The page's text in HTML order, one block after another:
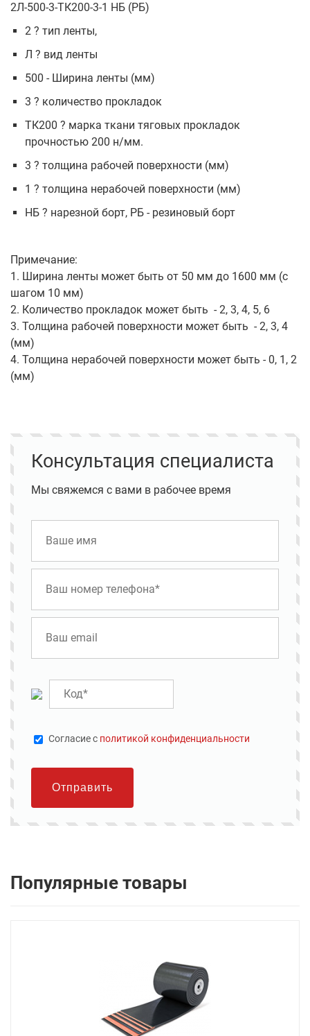
2Л-500-3-ТК200-3-1 НБ (РБ)
2 ? тип ленты,
Л ? вид ленты
500 - Ширина ленты (мм)
3 ? количество прокладок
ТК200 ? марка ткани тяговых прокладок
прочностью 200 н/мм.
3 ? толщина рабочей поверхности (мм)
1 ? толщина нерабочей поверхности (мм)
НБ ? нарезной борт, РБ - резиновый борт
Примечание:
1. Ширина ленты может быть от 50 мм до 1600 мм (с
шагом 10 мм)
2. Количество прокладок может быть - 2, 3, 4, 5, 6
3. Толщина рабочей поверхности может быть - 2, 3, 4
(мм)
4. Толщина нерабочей поверхности может быть - 0, 1, 2
(мм)
Консультация специалиста
Мы свяжемся с вами в рабочее время
Cогласие с политикой конфиденциальности
Отправить
Популярные товары